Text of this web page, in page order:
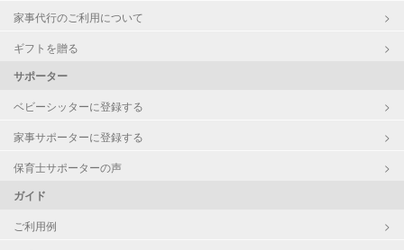
レッスン
お子様の撮影
家事代行のご利用について
ギフトを贈る
サポーター
ベビーシッターに登録する
家事サポーターに登録する
保育士サポーターの声
ガイド
ご利用例